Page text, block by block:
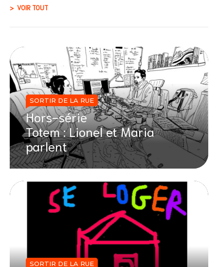
VOIR TOUT
Hors-série
Totem : Lionel et Maria
parlent
SORTIR DE LA RUE
SORTIR DE LA RUE